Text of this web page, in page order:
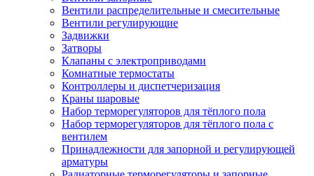
Вентили распределительные и смесительные
Вентили регулирующие
Задвижки
Затворы
Клапаны с электроприводами
Комнатные термостаты
Контроллеры и диспетчеризация
Краны шаровые
Набор терморегуляторов для тёплого пола
Набор терморегуляторов для тёплого пола с
вентилем
Принадлежности для запорной и регулирующей
арматуры